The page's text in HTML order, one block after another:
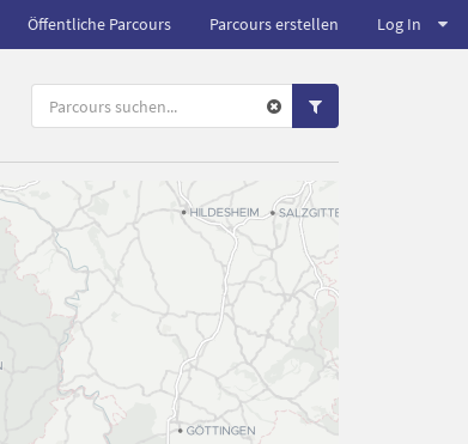
Öffentliche Parcours Parcours erstellen Log In